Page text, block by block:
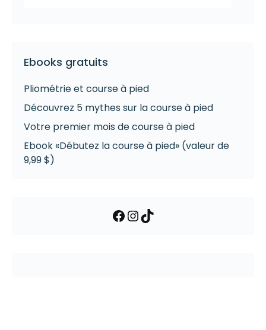
Ebooks gratuits
Pliométrie et course à pied
Découvrez 5 mythes sur la course à pied
Votre premier mois de course à pied
Ebook «Débutez la course à pied» (valeur de
9,99 $)
Facebook
Instagram
TikTok